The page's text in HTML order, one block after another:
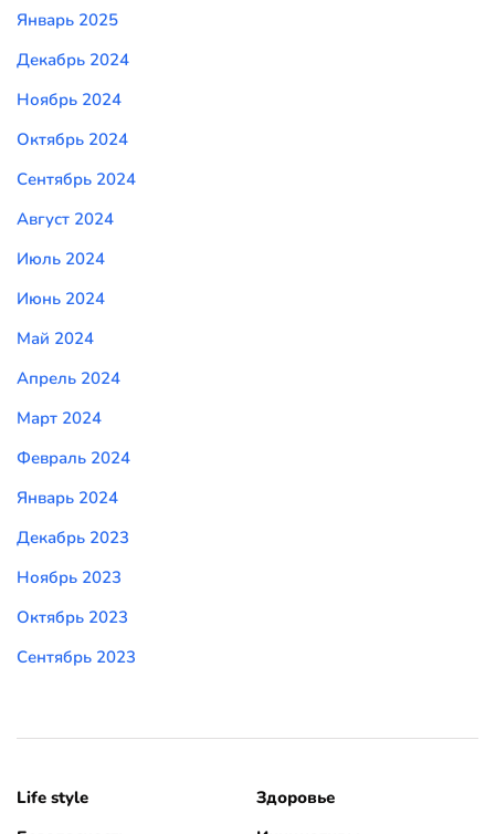
Январь 2025
Декабрь 2024
Ноябрь 2024
Октябрь 2024
Сентябрь 2024
Август 2024
Июль 2024
Июнь 2024
Май 2024
Апрель 2024
Март 2024
Февраль 2024
Январь 2024
Декабрь 2023
Ноябрь 2023
Октябрь 2023
Сентябрь 2023
Life style
Здоровье